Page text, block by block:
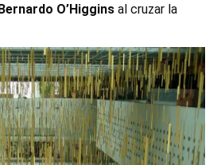
O’Higgins al cruzar la